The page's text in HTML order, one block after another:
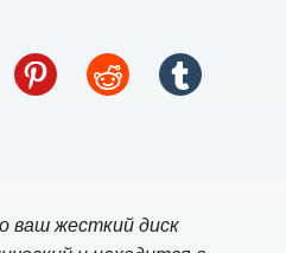
ваш жесткий диск